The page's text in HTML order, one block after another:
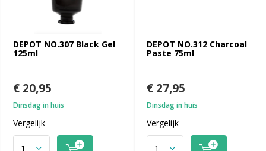
DEPOT NO.307 Black Gel
125ml
€ 20,95
Dinsdag in huis
Vergelijk
DEPOT NO.312 Charcoal
Paste 75ml
€ 27,95
Dinsdag in huis
Vergelijk